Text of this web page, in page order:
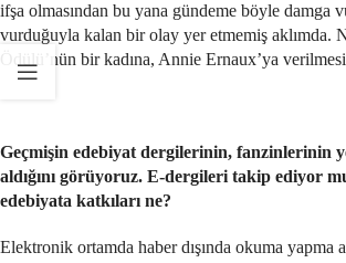
ifşa olmasından bu yana gündeme böyle damga
vurduğuyla kalan bir olay yer etmemiş aklımda.
Ödülü’nün bir kadına, Annie Ernaux’ya
Geçmişin edebiyat dergilerinin, fanzinlerinin
aldığını görüyoruz. E-dergileri takip ediyor
edebiyata katkıları ne?
Elektronik ortamda haber dışında okuma yapma